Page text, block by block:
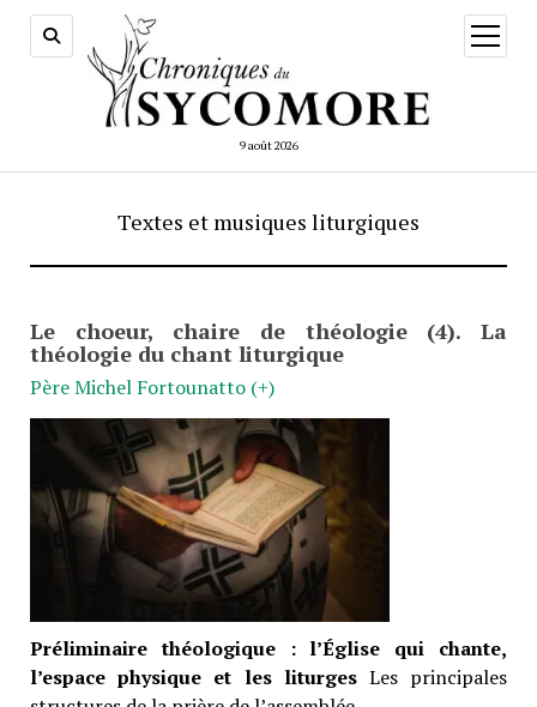
9 août 2026
ouvrir
menu
Textes et musiques liturgiques
Le choeur, chaire de théologie (4). La
théologie du chant liturgique
Père Michel Fortounatto (+)
Préliminaire théologique : l’Église qui chante,
l’espace physique et les liturges Les principales